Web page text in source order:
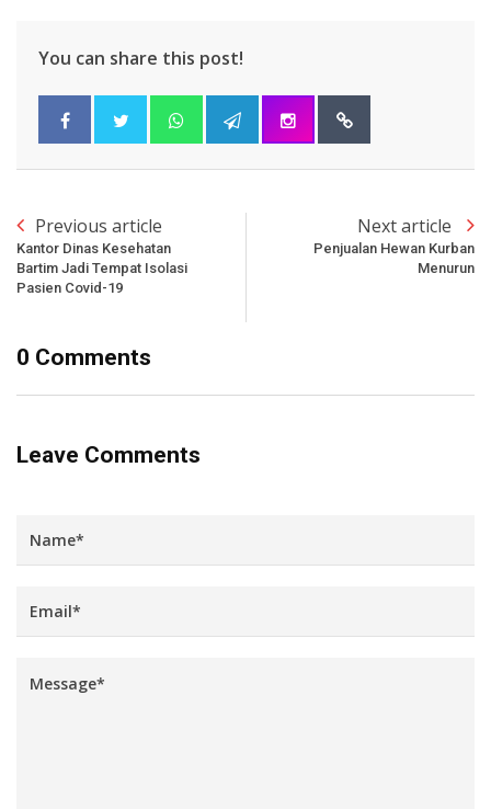
You can share this post!
Previous article
Kantor Dinas Kesehatan
Bartim Jadi Tempat Isolasi
Pasien Covid-19
Next article
Penjualan Hewan Kurban
Menurun
0 Comments
Leave Comments